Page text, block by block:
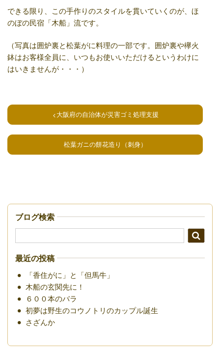
できる限り、この手作りのスタイルを貫いていくのが、ほ
のぼの民宿「木船」流です。
（写真は囲炉裏と松葉がに料理の一部です。囲炉裏や欅火
鉢はお客様全員に、いつもお使いいただけるというわけに
はいきませんが・・・）
大阪府の自治体が災害ゴミ処理支援
松葉ガニの餅花造り（刺身）
ブログ検索
最近の投稿
「香住がに」と「但馬牛」
木船の玄関先に！
６００本のバラ
初夢は野生のコウノトリのカップル誕生
さざんか